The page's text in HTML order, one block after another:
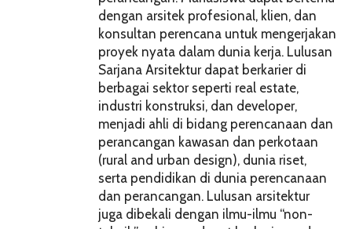
dengan arsitek profesional, klien, dan
konsultan perencana untuk mengerjakan
proyek nyata dalam dunia kerja. Lulusan
Sarjana Arsitektur dapat berkarier di
berbagai sektor seperti real estate,
industri konstruksi, dan developer,
menjadi ahli di bidang perencanaan dan
perancangan kawasan dan perkotaan
(rural and urban design), dunia riset,
serta pendidikan di dunia perencanaan
dan perancangan. Lulusan arsitektur
juga dibekali dengan ilmu-ilmu “non-